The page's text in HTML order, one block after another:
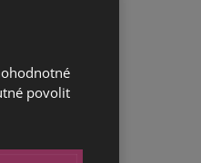
povolit